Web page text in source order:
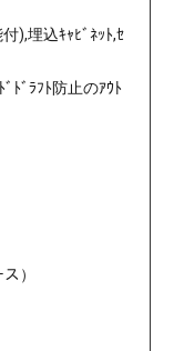
),埋込ｷｬﾋﾞﾈｯﾄ,ｾ
ﾄﾞﾗﾌﾄ防止のｱｳﾄ
）